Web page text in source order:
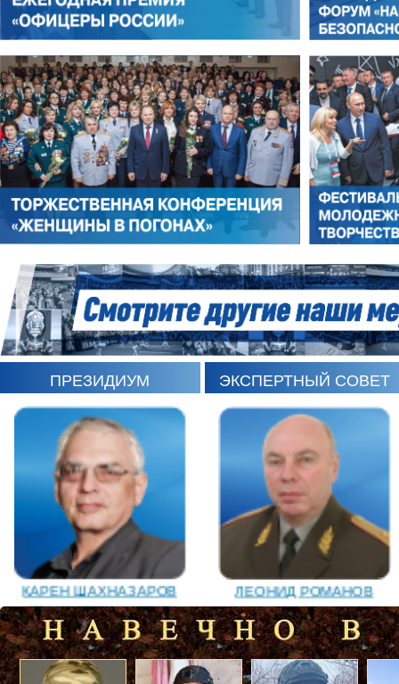
ПРЕЗИДИУМ
РОМАН ШКУРЛАТОВ
ИГОРЬ ШЕВЧУК
КАРЕН ШАХНАЗАРОВ
ЭКСПЕРТНЫЙ СОВЕТ
ВЛАДИМИР СЕМЕРДА
СЕРГЕЙ САМИНСКИЙ
ЛЕОНИД РОМАНОВ